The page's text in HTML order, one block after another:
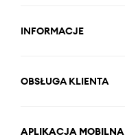
INFORMACJE
OBSŁUGA KLIENTA
APLIKACJA MOBILNA